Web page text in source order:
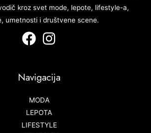
kroz svet mode, lepote, lifestyle-a,
umetnosti i društvene scene.
Navigacija
MODA
LEPOTA
LIFESTYLE